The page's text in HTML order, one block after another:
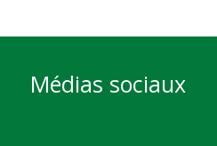
Médias sociaux